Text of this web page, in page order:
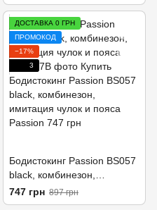
ДОСТАВКА 0 ГРН
ПРОМОКОД
−17%
3
Бодистокинг Passion BS057
black, комбинезон,
имитация чулок и пояса
747 грн 897 грн